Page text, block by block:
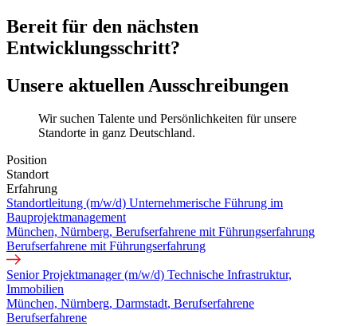
Bereit für den nächsten
Entwicklungsschritt?
Unsere aktuellen Ausschreibungen
Wir suchen Talente und Persönlichkeiten für unsere
Standorte in ganz Deutschland.
Position
Standort
Erfahrung
Standortleitung (m/w/d) Unternehmerische Führung im
Bauprojektmanagement
München, Nürnberg, Berufserfahrene mit Führungserfahrung
Berufserfahrene mit Führungserfahrung
Senior Projektmanager (m/w/d) Technische Infrastruktur,
Immobilien
München, Nürnberg, Darmstadt, Berufserfahrene
Berufserfahrene